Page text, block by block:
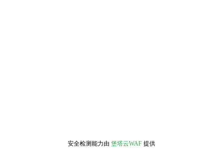
安全检测能力由 堡塔云WAF 提供